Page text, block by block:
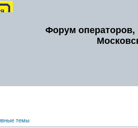
Форум операторов,
темы